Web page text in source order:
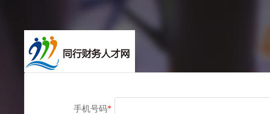
手机号码*